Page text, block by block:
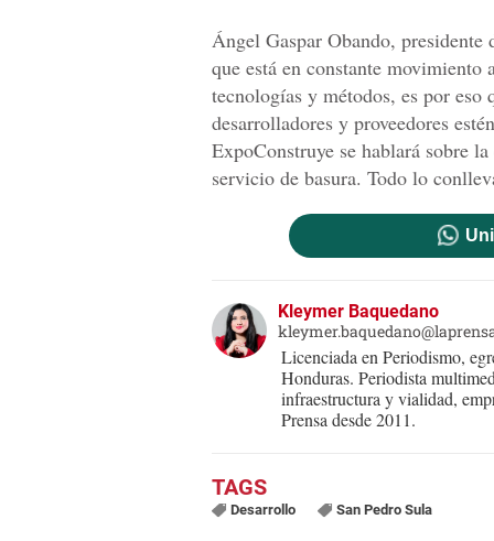
Ángel Gaspar Obando,
que está en constante movimiento
tecnologías y métodos, es por eso
desarrolladores y proveedores
ExpoConstruye se hablará sobre
servicio de basura. Todo lo
Kleymer Baquedano
Licenciada en Periodismo,
Honduras. Periodista
infraestructura y vialidad,
Prensa desde 2011.
Desarrollo San Pedro Sula